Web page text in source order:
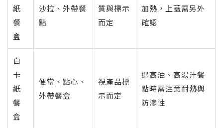
紙
餐
盒
沙拉、外帶餐
點
質與標示
而定
加熱，上蓋需另外
確認
白
卡
紙
餐
盒
便當、點心、
外帶餐盒
視產品標
示而定
遇高油、高湯汁餐
點時需注意耐熱與
防滲性